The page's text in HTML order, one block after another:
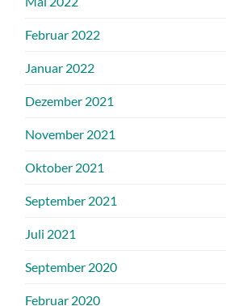
Februar 2022
Januar 2022
Dezember 2021
November 2021
Oktober 2021
September 2021
Juli 2021
September 2020
Februar 2020